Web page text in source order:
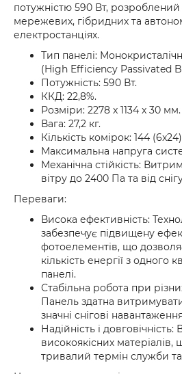
потужністю 590 Вт,
мережевих, гібридних та
електростанціях.
Тип панелі:
(High Efficiency Passivated
Потужність: 590 Вт.
ККД: 22,8%.
Розміри: 2278 x 1134 x 30 мм.
Вага: 27,2 кг.
Кількість комірок: 144
Максимальна напруга
Механічна стійкість:
вітру до 2400 Па та від
Переваги:
Висока ефективність:
забезпечує підвищену
фотоелементів, що
кількість енергії з одного
панелі.
Стабільна робота при
Панель здатна
значні снігові
Надійність і
високоякісних матеріалів,
тривалий термін служби та